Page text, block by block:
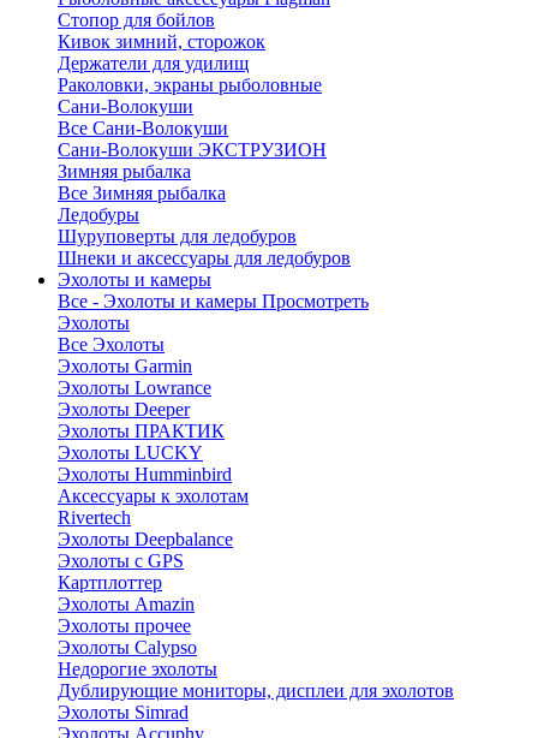
Стопор для бойлов
Кивок зимний, сторожок
Держатели для удилищ
Раколовки, экраны рыболовные
Сани-Волокуши
Все Сани-Волокуши
Сани-Волокуши ЭКСТРУЗИОН
Зимняя рыбалка
Все Зимняя рыбалка
Ледобуры
Шуруповерты для ледобуров
Шнеки и аксессуары для ледобуров
Эхолоты и камеры
Все - Эхолоты и камеры Просмотреть
Эхолоты
Все Эхолоты
Эхолоты Garmin
Эхолоты Lowrance
Эхолоты Deeper
Эхолоты ПРАКТИК
Эхолоты LUCKY
Эхолоты Humminbird
Аксессуары к эхолотам
Rivertech
Эхолоты Deepbalance
Эхолоты с GPS
Картплоттер
Эхолоты Amazin
Эхолоты прочее
Эхолоты Calypso
Недорогие эхолоты
Дублирующие мониторы, дисплеи для эхолотов
Эхолоты Simrad
Эхолоты Accuphy